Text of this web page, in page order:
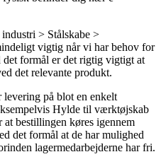
> Stålskabe >
vigtig når vi har behov for
det formål er det rigtig vigtigt at
det relevante produkt.
på blot en enkelt
Hylde til værktøjskab
bestillingen køres igennem
det formål at de har mulighed
lagermedarbejderne har fri.